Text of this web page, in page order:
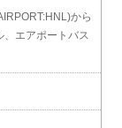
から
エアポートバス